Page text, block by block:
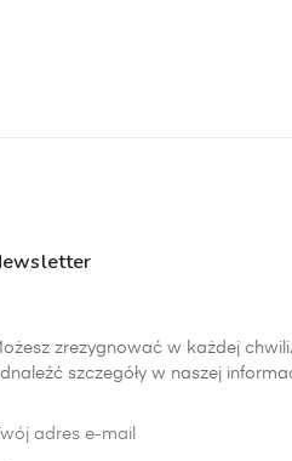
zrezygnować w każdej
szczegóły w naszej